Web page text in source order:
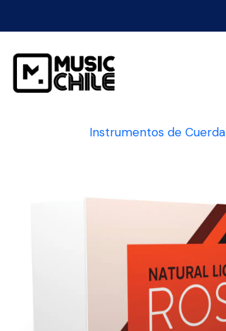
Instrumentos de Cuerda